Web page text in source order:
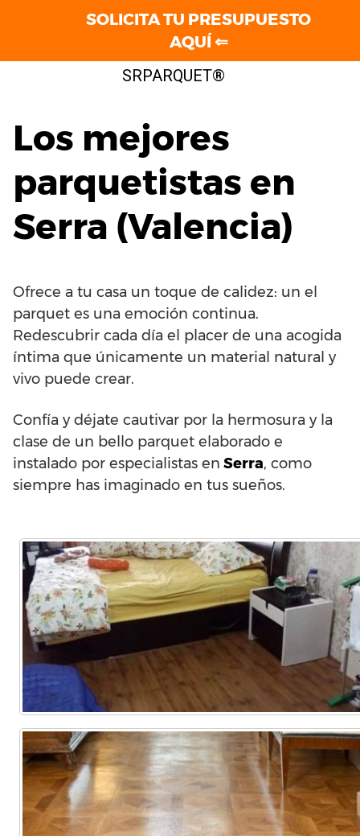
SRPARQUET®
Los mejores
parquetistas en
Serra (Valencia)
Ofrece a tu casa un toque de calidez: un el
parquet es una emoción continua.
Redescubrir cada día el placer de una acogida
íntima que únicamente un material natural y
vivo puede crear.
Confía y déjate cautivar por la hermosura y la
clase de un bello parquet elaborado e
instalado por especialistas en Serra, como
siempre has imaginado en tus sueños.
SOLICITA TU PRESUPUESTO
AQUÍ ⇐